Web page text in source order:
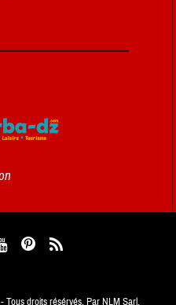
- Tous droits résérvés. Par NLM Sarl.